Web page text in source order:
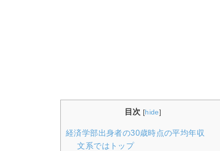
目次 [hide]
経済学部出身者の30歳時点の平均年収
文系ではトップ